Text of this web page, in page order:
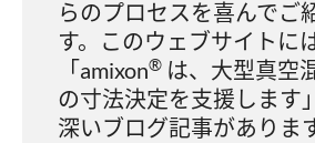
らのプロセスを喜んでご
す。このウェブサイトには
「amixon® は、大型真空
の寸法決定を支援します
深いブログ記事があります